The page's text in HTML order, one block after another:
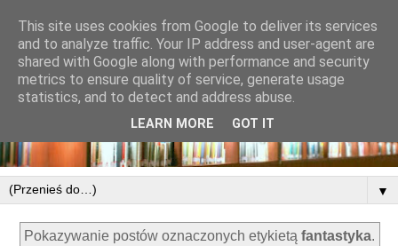
▼
Pokazywanie postów oznaczonych etykietą fantastyka.
This site uses cookies from Google to deliver its services
and to analyze traffic. Your IP address and user-agent are
shared with Google along with performance and security
metrics to ensure quality of service, generate usage
statistics, and to detect and address abuse.
LEARN MORE GOT IT